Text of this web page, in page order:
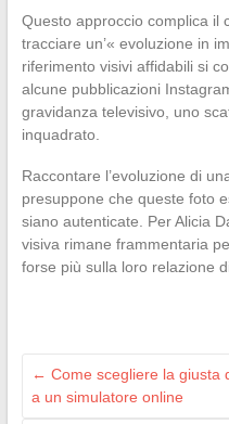
Questo approccio complica il
tracciare un’« evoluzione in
riferimento visivi affidabili si
alcune pubblicazioni
gravidanza televisivo, uno
inquadrato.
Raccontare l’evoluzione di
presuppone che queste foto
siano autenticate. Per Alicia
visiva rimane frammentaria
forse più sulla loro relazione
← Come scegliere la giusta
a un simulatore online